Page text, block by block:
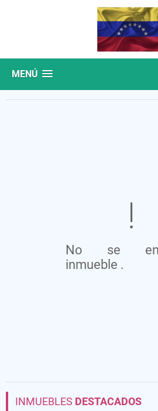
MENÚ
No se
inmueble .
INMUEBLES DESTACADOS